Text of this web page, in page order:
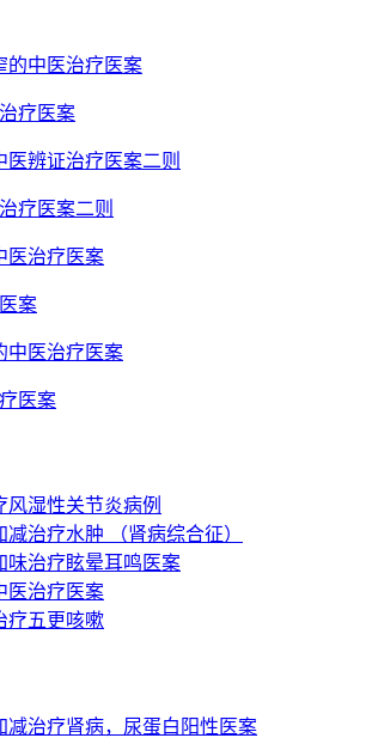
疗医案
疗医案二则
案
医案
风湿性关节炎病例
治疗水肿 （肾病综合征）
味治疗眩晕耳鸣医案
医治疗医案
疗五更咳嗽
减治疗肾病，尿蛋白阳性医案